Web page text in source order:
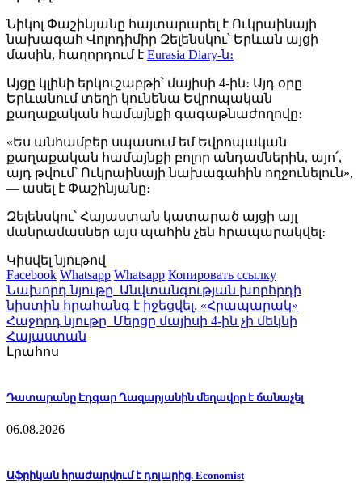
Նիկոլ Փաշինյանը հայտարարել է Ուկրաինայի
նախագահ Վոլոդիմիր Զելենսկու՝ Երևան այցի
մասին, հաղորդում է Eurasia Diary-ն։
Այցը կլինի երկուշաբթի՝ մայիսի 4-ին։ Այդ օրը
Երևանում տեղի կունենա Եվրոպական
քաղաքական համայնքի գագաթնաժողովը։
«Ես անհամբեր սպասում եմ Եվրոպական
քաղաքական համայնքի բոլոր անդամներին, այո՛,
այդ թվում՝ Ուկրաինայի նախագահին ողջունելուն»,
— ասել է Փաշինյանը։
Զելենսկու՝ Հայաստան կատարած այցի այլ
մանրամասներ այս պահին չեն հրապարակվել։
Կիսվել նյութով
Facebook Whatsapp Whatsapp Копировать ссылку
Նախորդ նյութը Անվտանգության խորհրդի
նիստին հրահանգ է իջեցվել. «Հրապարակ»
Հաջորդ նյութը Մերցը մայիսի 4-ին չի մեկնի
Հայաստան
Լրահոս
Դատարանը Էդգար Ղազարյանին մեղավոր է ճանաչել
06.08.2026
Աֆրիկան ​​հրաժարվում է դոլարից. Economist